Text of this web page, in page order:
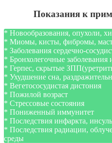
Показания к
* Новообразования, опухоли,
* Миомы, кисты, фибромы,
* Заболевания сердечно-
* Бронхолегочные заболевания
* Герпес, скрытые
* Ухудшение сна,
* Вегетососудистая дистония
* Пожилой возраст
* Стрессовые состояния
* Пониженный иммунитет
* Последствия инфаркта,
* Последствия радиации,
среды